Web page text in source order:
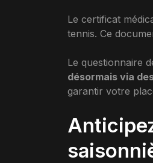
Le certificat
tennis. Ce
Le questionnaire
désormais via
garantir votre